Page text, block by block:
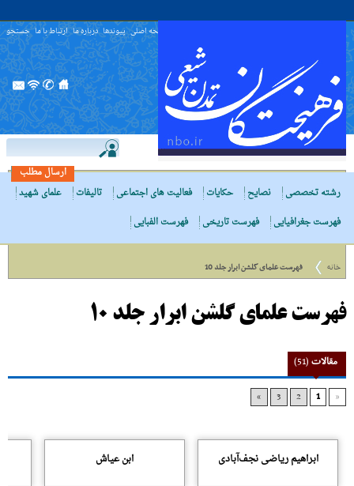
صفحه اصلی پیوندها درباره ما ارتباط با ما جستجو
ارسال مطلب
رشته تخصصی
نصایح حکایات فعالیت های اجتماعی تالیفات
علمای شهید
فهرست جغرافیایی
فهرست تاریخی فهرست الفبایی
خانه فهرست علمای گلشن ابرار جلد 10
فهرست علمای گلشن ابرار جلد 10
مقالات(51)
«
1
2
3
»
ابراهیم ریاضی نجف‌آبادی ابن عیاش